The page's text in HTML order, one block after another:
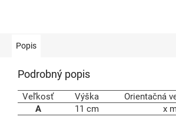
Popis
Podrobný popis
Veľkosť Výška
Orientačná
A
11 cm x